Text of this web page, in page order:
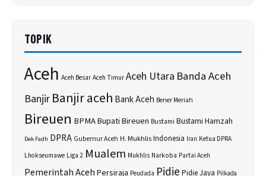
TOPIK
Aceh Aceh BesarAceh TimurAceh Utara Banda Aceh
BanjirBanjir aceh Bank Aceh Bener Meriah
Bireuen BPMABupati Bireuen Bustami Bustami Hamzah
Dek Fadh DPRA Gubernur Aceh H. MukhlisIndonesia Iran Ketua DPRA
Lhokseumawe Liga 2 Mualem Mukhlis Narkoba Partai Aceh
Pemerintah AcehPersiraja Peudada Pidie Pidie Jaya Pilkada